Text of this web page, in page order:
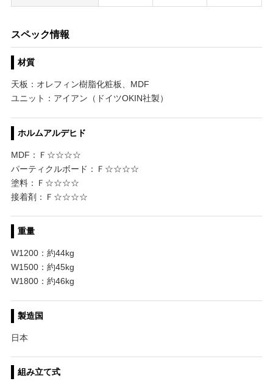
スペック情報
材質
天板：オレフィン樹脂化粧板、MDF
ユニット：アイアン（ドイツOKIN社製）
ホルムアルデヒド
MDF：Ｆ☆☆☆☆
パーティクルボード：Ｆ☆☆☆☆
塗料：Ｆ☆☆☆☆
接着剤：Ｆ☆☆☆☆
重量
W1200：約44kg
W1500：約45kg
W1800：約46kg
製造国
日本
組み立て式